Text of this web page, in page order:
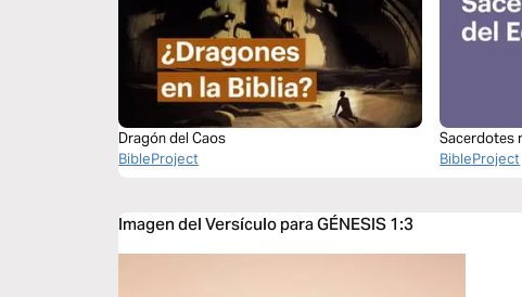
Dragón del Caos
BibleProject
Sacerdotes
BibleProject
Imagen del Versículo para GÉNESIS 1:3